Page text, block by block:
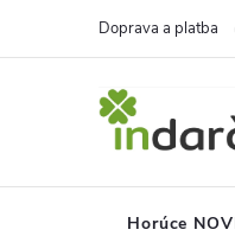
Doprava a platba
Horúce